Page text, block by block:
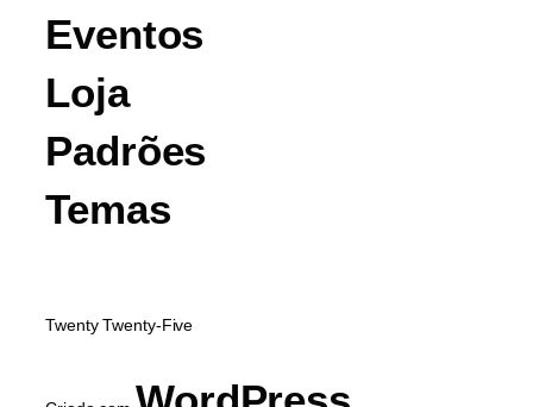
Eventos
Loja
Padrões
Temas
Twenty Twenty-Five